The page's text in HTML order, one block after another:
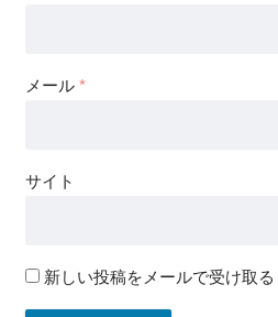
メール *
サイト
新しい投稿をメールで受け取る